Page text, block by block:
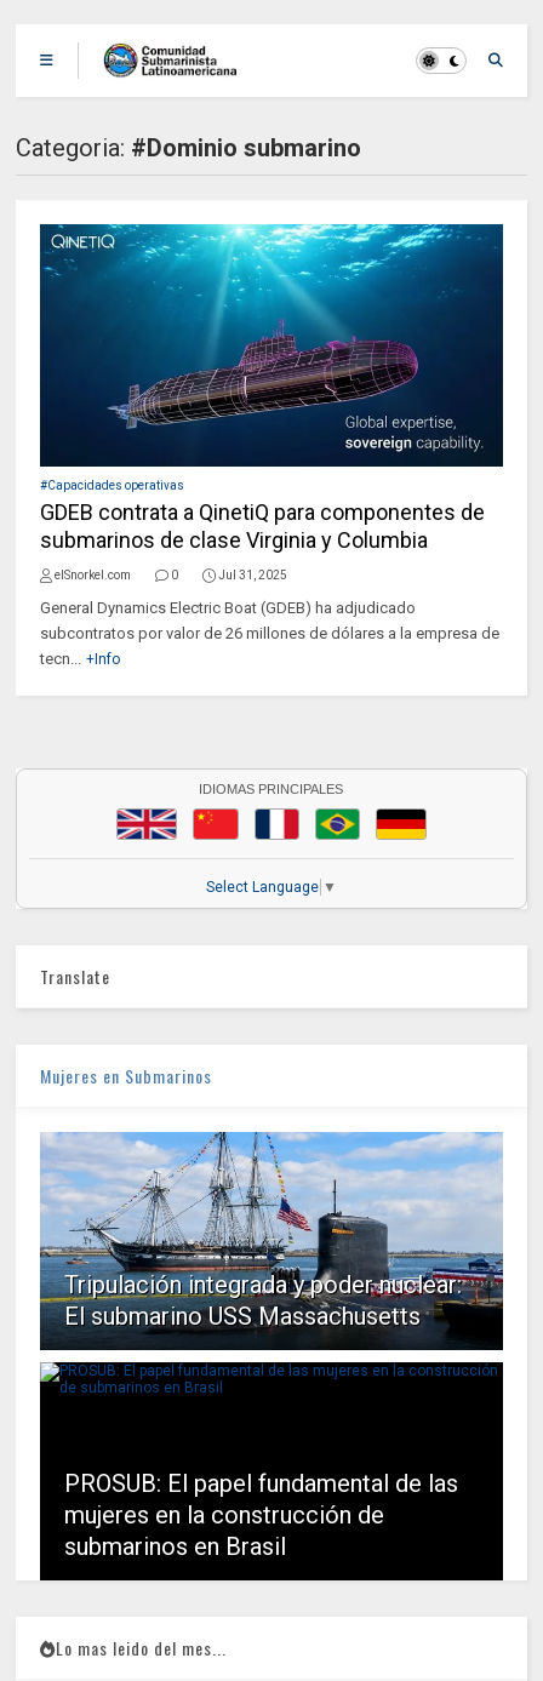
Categoria: #Dominio submarino
#Capacidades operativas
GDEB contrata a QinetiQ para componentes de
submarinos de clase Virginia y Columbia
elSnorkel.com 0 Jul 31, 2025
General Dynamics Electric Boat (GDEB) ha adjudicado
subcontratos por valor de 26 millones de dólares a la empresa de
tecn... +Info
IDIOMAS PRINCIPALES
Select Language ▼
Translate
Mujeres en Submarinos
Tripulación integrada y poder nuclear:
El submarino USS Massachusetts
PROSUB: El papel fundamental de las
mujeres en la construcción de
submarinos en Brasil
Lo mas leido del mes...